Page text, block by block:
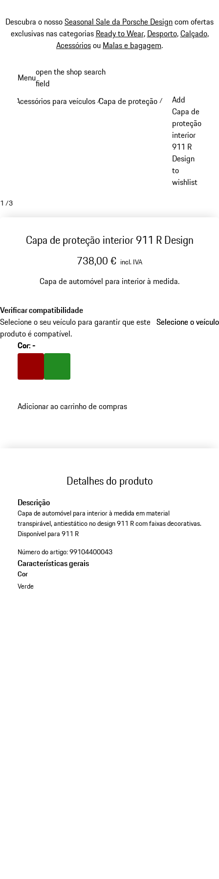
Descubra o nossoSeasonal Sale da Porsche Designcom ofertas
exclusivas nas categorias Ready to Wear, Desporto,Calçado,
Acessóriosou Malas e bagagem.
conteúdo
Menuopen the shop search
field
Acessórios para veículos /Capa de proteção /
Add
Capa de
proteção
interior
911 R
Design
to
wishlist
1 /3
Capa de proteção interior 911 R Design
738,00 € incl. IVA
Capa de automóvel para interior à medida.
Verificar compatibilidade
Selecione o seu veículo para garantir que este
produto é compatível.
Selecione o veículo
Selecione o veículo
Cor:-
Cor
Vermelho
Cor Verde
Adicionar ao carrinho de compras
Detalhes do produto
Descrição
Capa de automóvel para interior à medida em material
transpirável, antiestático no design 911 R com faixas decorativas.
Disponível para 911 R
Número do artigo:99104400043
Características gerais
Cor
Verde